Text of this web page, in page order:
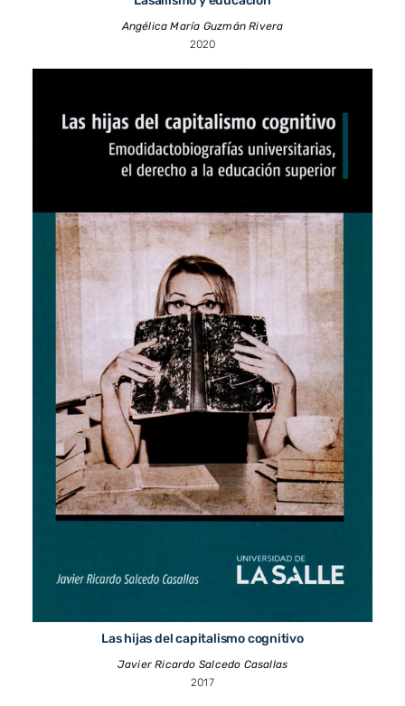
Angélica María Guzmán Rivera
2020
Las hijas del capitalismo cognitivo
Javier Ricardo Salcedo Casallas
2017